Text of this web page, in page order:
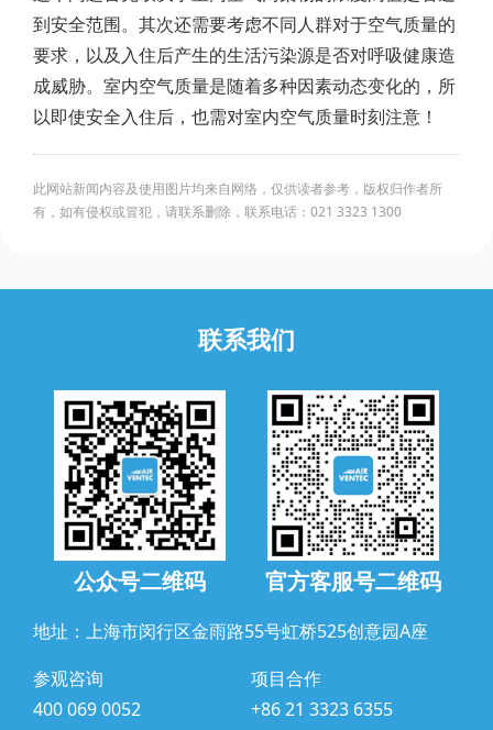
到安全范围。其次还需要考虑不同人群对于空气质量的
要求，以及入住后产生的生活污染源是否对呼吸健康造
成威胁。室内空气质量是随着多种因素动态变化的，所
以即使安全入住后，也需对室内空气质量时刻注意！
此网站新闻内容及使用图片均来自网络，仅供读者参考，版权归作者所
有，如有侵权或冒犯，请联系删除，联系电话：021 3323 1300
联系我们
公众号二维码 官方客服号二维码
地址：上海市闵行区金雨路55号虹桥525创意园A座
参观咨询
400 069 0052
项目合作
+86 21 3323 6355